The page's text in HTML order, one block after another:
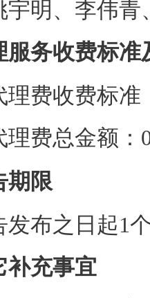
宇明、李伟
服务收费标准
理费收费标准
理费总金额：
期限
发布之日起1
补充事宜